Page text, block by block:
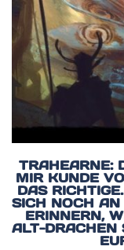
TRAHEARNE:
MIR KUNDE
DAS
SICH NOCH
ERINNERN,
ALT-DRACHEN